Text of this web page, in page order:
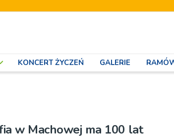
KONCERT ŻYCZEŃ GALERIE
w Machowej ma 100 lat